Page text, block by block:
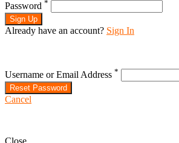
Password *
Sign Up
Already have an account? Sign In
Username or Email Address *
Reset Password
Cancel
Close